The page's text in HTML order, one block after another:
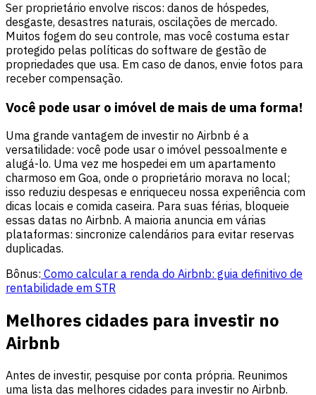
Ser proprietário envolve riscos: danos de hóspedes,
desgaste, desastres naturais, oscilações de mercado.
Muitos fogem do seu controle, mas você costuma estar
protegido pelas políticas do software de gestão de
propriedades que usa. Em caso de danos, envie fotos para
receber compensação.
Você pode usar o imóvel de mais de uma forma!
Uma grande vantagem de investir no Airbnb é a
versatilidade: você pode usar o imóvel pessoalmente e
alugá-lo. Uma vez me hospedei em um apartamento
charmoso em Goa, onde o proprietário morava no local;
isso reduziu despesas e enriqueceu nossa experiência com
dicas locais e comida caseira. Para suas férias, bloqueie
essas datas no Airbnb. A maioria anuncia em várias
plataformas: sincronize calendários para evitar reservas
duplicadas.
Bônus: Como calcular a renda do Airbnb: guia definitivo de
rentabilidade em STR
Melhores cidades para investir no
Airbnb
Antes de investir, pesquise por conta própria. Reunimos
uma lista das melhores cidades para investir no Airbnb.